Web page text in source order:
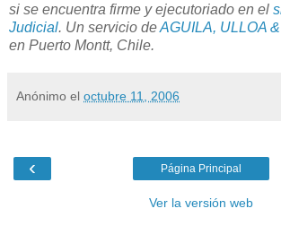
si se encuentra firme y ejecutoriado en el
Judicial. Un servicio deAGUILA, ULLOA
en Puerto Montt, Chile.
Anónimo el octubre 11, 2006
‹ Página Principal
Ver la versión web